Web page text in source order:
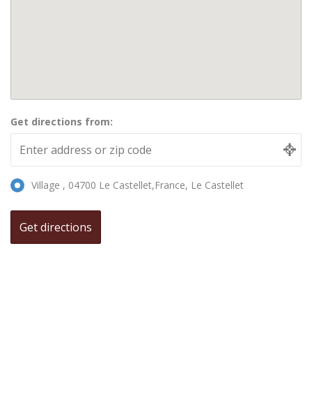
Get directions from:
Village , 04700 Le Castellet,France, Le Castellet